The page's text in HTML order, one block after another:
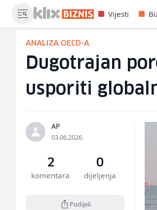
Vijesti
ANALIZA OECD-A
Dugotrajan
usporiti
AP
03.06.2026.
2
komentara
0
dijeljenja
Podijeli